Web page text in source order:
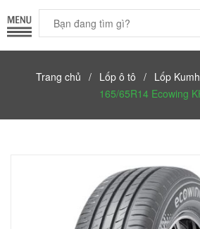
Trang chủ / Lốp ô tô / Lốp
165/65R14 Ecowing